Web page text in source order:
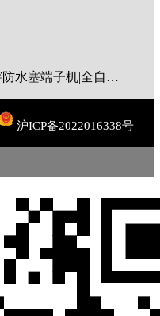
全自动穿胶壳端子机|全自动穿防水塞端子机|全自动穿热缩管端子机|全自动穿护套端子机|全自动穿号码管端子机|全自动端子机|全自动穿防水栓端子机|端子压着机|端子压接机|静音端子机|多芯线端子机|护套线端子机|全自动排线端子机|新能源大平方压接机|电脑剥线机|自动剥线机|裁线机|剥线机
沪ICP备2022016338号